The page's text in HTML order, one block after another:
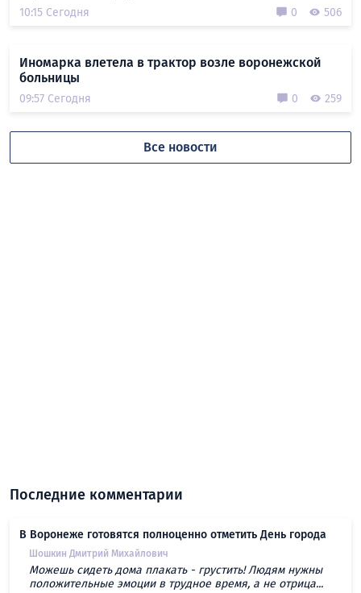
10:15 Сегодня 0 506
Иномарка влетела в трактор возле воронежской
больницы
09:57 Сегодня 0 259
Все новости
Последние комментарии
В Воронеже готовятся полноценно отметить День города
Шошкин Дмитрий Михайлович
Можешь сидеть дома плакать - грустить! Людям нужны
положительные эмоции в трудное время, а не отрица...